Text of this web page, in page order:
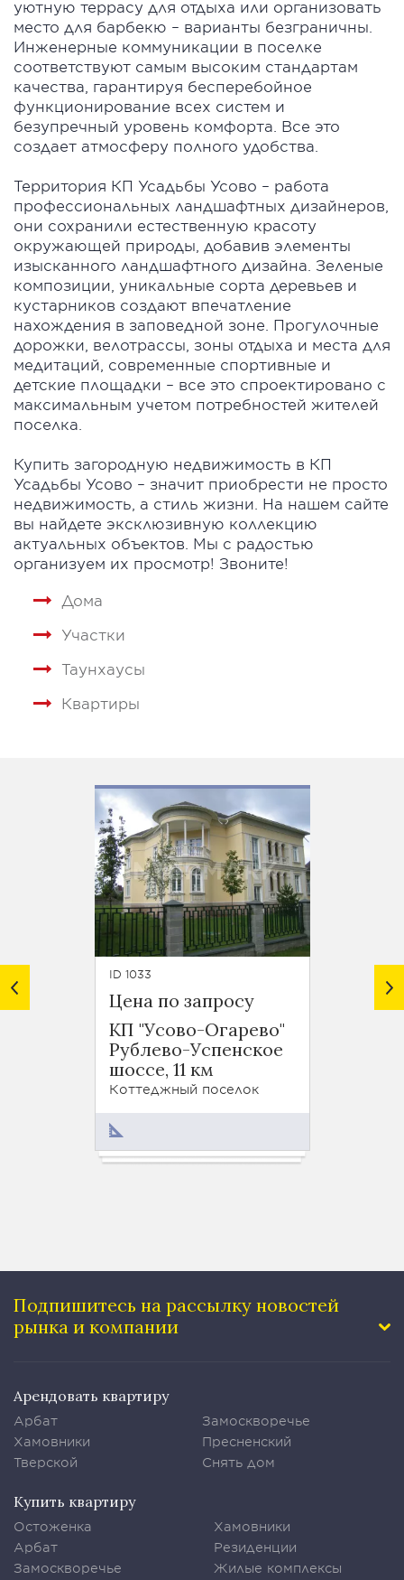
уютную террасу для отдыха или организовать
место для барбекю – варианты безграничны.
Инженерные коммуникации в поселке
соответствуют самым высоким стандартам
качества, гарантируя бесперебойное
функционирование всех систем и
безупречный уровень комфорта. Все это
создает атмосферу полного удобства.
Территория КП Усадьбы Усово – работа
профессиональных ландшафтных дизайнеров,
они сохранили естественную красоту
окружающей природы, добавив элементы
изысканного ландшафтного дизайна. Зеленые
композиции, уникальные сорта деревьев и
кустарников создают впечатление
нахождения в заповедной зоне. Прогулочные
дорожки, велотрассы, зоны отдыха и места для
медитаций, современные спортивные и
детские площадки – все это спроектировано с
максимальным учетом потребностей жителей
поселка.
Купить загородную недвижимость в КП
Усадьбы Усово – значит приобрести не просто
недвижимость, а стиль жизни. На нашем сайте
вы найдете эксклюзивную коллекцию
актуальных объектов. Мы с радостью
организуем их просмотр! Звоните!
Дома
Участки
Таунхаусы
Квартиры
ID 1033
Цена по запросу
КП "Усово-Огарево"
Рублево-Успенское
шоссе, 11 км
Коттеджный поселок
от
Подпишитесь на рассылку новостей
рынка и компании
Арендовать квартиру
Арбат
Хамовники
Тверской
Замоскворечье
Пресненский
Снять дом
Купить квартиру
Остоженка
Арбат
Замоскворечье
Хамовники
Резиденции
Жилые комплексы